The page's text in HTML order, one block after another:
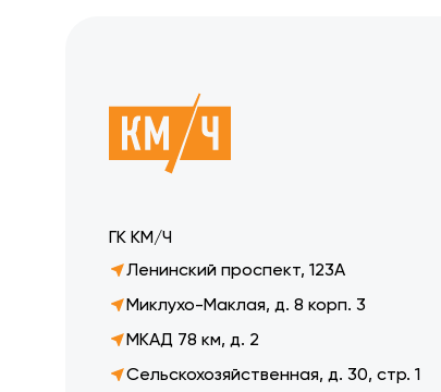
ГК КМ/Ч
Ленинский проспект, 123А
Миклухо-Маклая, д. 8 корп. 3
МКАД 78 км, д. 2
Сельскохозяйственная, д. 30, стр. 1